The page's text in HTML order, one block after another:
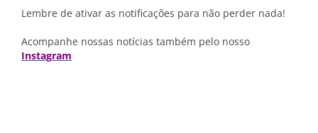
Lembre de ativar as notificações para não perder nada!
Acompanhe nossas notícias também pelo nosso
Instagram